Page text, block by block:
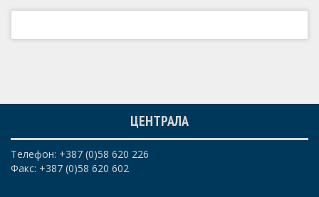
ЦЕНТРАЛА
Телефон: +387 (0)58 620 226
Факс: +387 (0)58 620 602